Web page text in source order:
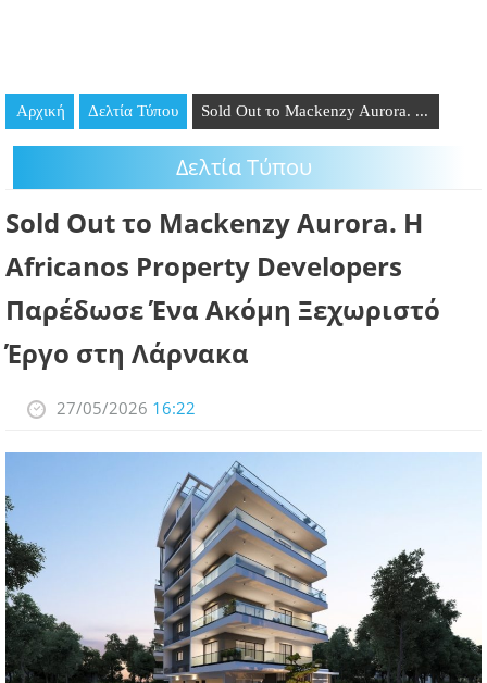
ΘΕΣΕΙΣ ΕΡΓΑΣΙΑΣ
ΠΡΟΣΩΠΑ
ΣΥΝΔΕΣΜΟΙ
Αρχική Δελτία Τύπου Sold Out το Mackenzy Aurora. ...
Δελτία Τύπου
Sold Out το Mackenzy Aurora. Η
Africanos Property Developers
Παρέδωσε Ένα Ακόμη Ξεχωριστό
Έργο στη Λάρνακα
27/05/2026 16:22